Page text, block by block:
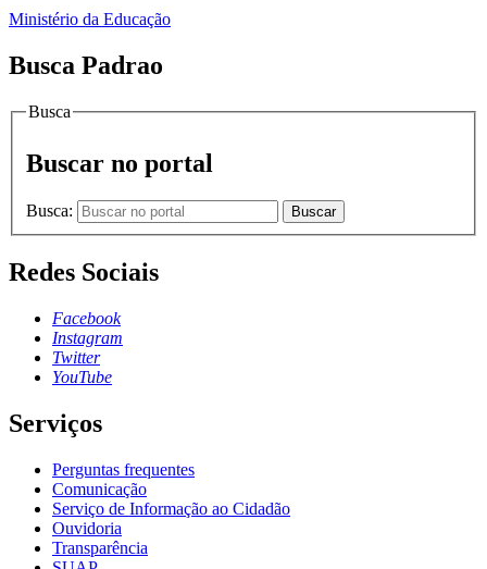
Ministério da Educação
Busca Padrao
Busca
Buscar no portal
Busca: Buscar
Redes Sociais
Facebook
Instagram
Twitter
YouTube
Serviços
Perguntas frequentes
Comunicação
Serviço de Informação ao Cidadão
Ouvidoria
Transparência